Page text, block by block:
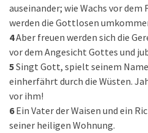
auseinander; wie Wachs vor
werden die Gottlosen
4Aber freuen werden sich die
vor dem Angesicht Gottes und
5Singt Gott, spielt seinem
einherfährt durch die Wüsten.
vor ihm!
6 Ein Vater der Waisen und ein
seiner heiligen Wohnung.